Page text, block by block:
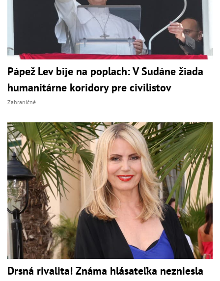
Pápež Lev bije na poplach: V Sudáne žiada
humanitárne koridory pre civilistov
Zahraničné
Drsná rivalita! Známa hlásateľka nezniesla